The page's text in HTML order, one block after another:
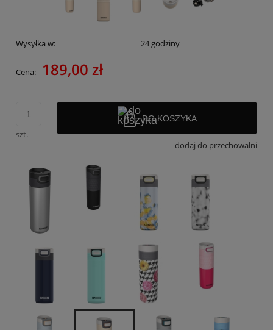
Wysyłka w: 24 godziny
Cena: 189,00 zł
szt.
DO KOSZYKA
dodaj do przechowalni